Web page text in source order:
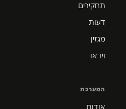
תחקירים
דעות
מגזין
וידאו
המערכת
אודות